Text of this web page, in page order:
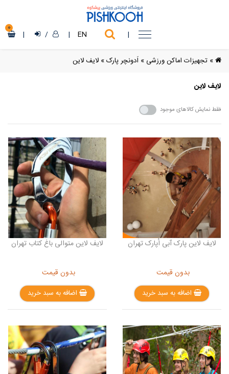
|
EN
|
/
|
0
» تجهیزات اماکن ورزشی » اَدونچر پارک» لایف لاین
لایف لاین
فقط نمایش کالاهای موجود
لایف لاین پارک آبی اُپارک تهران
بدون قیمت
اضافه به سبد خرید
لایف لاین متوالی باغ کتاب تهران
بدون قیمت
اضافه به سبد خرید